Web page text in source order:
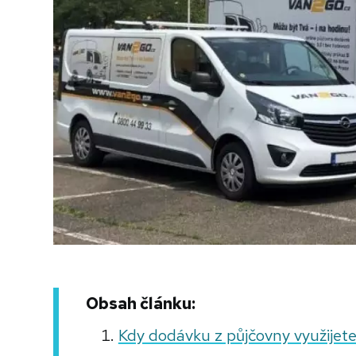
Obsah článku:
Kdy dodávku z půjčovny